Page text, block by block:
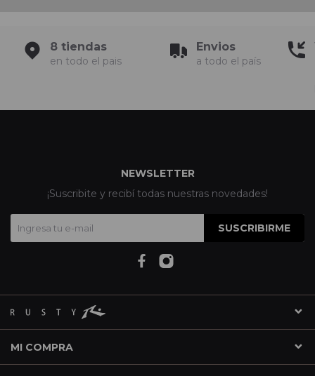
8 tiendas
en todo el pais
Envios
a todo el país
MI COMPRA
NEWSLETTER
¡Suscribite y recibí todas nuestras novedades!
SUSCRIBIRME